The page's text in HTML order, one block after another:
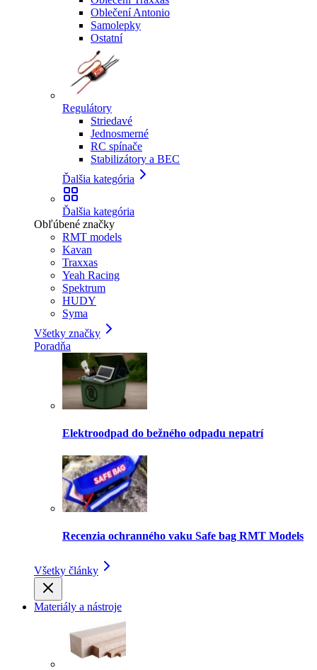
Oblečení Antonio
Samolepky
Ostatní
Regulátory
Striedavé
Jednosmerné
RC spínače
Stabilizátory a BEC
Ďalšia kategória
Ďalšia kategória
Obľúbené značky
RMT models
Kavan
Traxxas
Yeah Racing
Spektrum
HUDY
Syma
Všetky značky
Poradňa
Elektroodpad do bežného odpadu nepatrí
Recenzia ochranného vaku Safe bag RMT Models
Všetky články
Materiály a nástroje